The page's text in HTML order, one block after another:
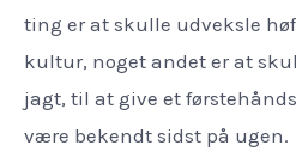
ting er at skulle udveksle
kultur, noget andet er at
jagt, til at give et
være bekendt sidst på ugen.